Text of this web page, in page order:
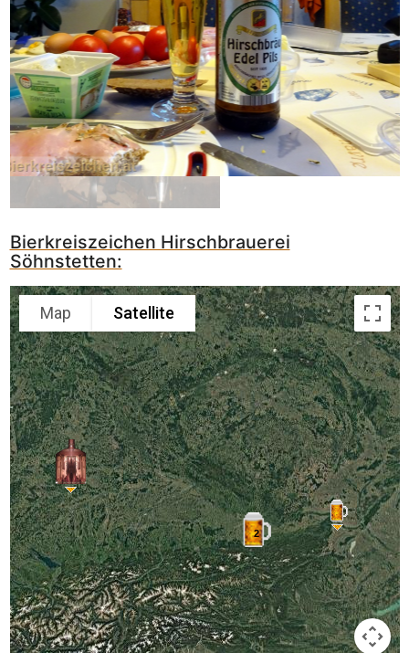
Bierkreiszeichen Hirschbrauerei
Söhnstetten:
2
Map Satellite